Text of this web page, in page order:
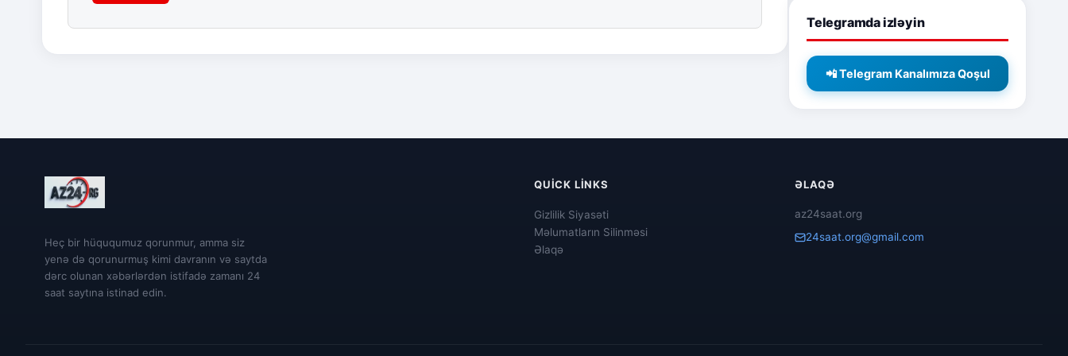
Telegramda izləyin
📲 Telegram Kanalımıza Qoşul
Heç bir hüququmuz qorunmur, amma siz
yenə də qorunurmuş kimi davranın və saytda
dərc olunan xəbərlərdən istifadə zamanı 24
saat saytına istinad edin.
QUICK LINKS
Gizlilik Siyasəti
Məlumatların Silinməsi
Əlaqə
ƏLAQƏ
az24saat.org
24saat.org@gmail.com